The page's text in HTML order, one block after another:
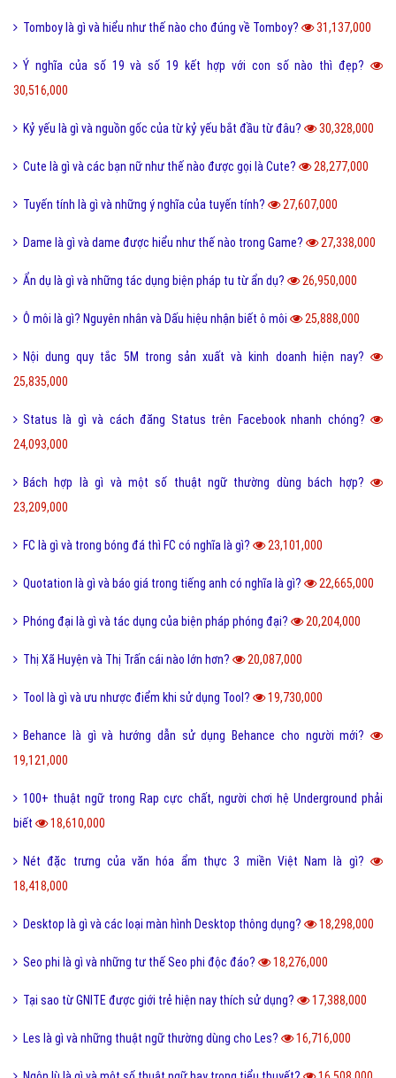
Tomboy là gì và hiểu như thế nào cho đúng về Tomboy? 31,137,000
Ý nghĩa của số 19 và số 19 kết hợp với con số nào thì đẹp?
30,516,000
Kỷ yếu là gì và nguồn gốc của từ kỷ yếu bắt đầu từ đâu? 30,328,000
Cute là gì và các bạn nữ như thế nào được gọi là Cute? 28,277,000
Tuyến tính là gì và những ý nghĩa của tuyến tính? 27,607,000
Dame là gì và dame được hiểu như thế nào trong Game? 27,338,000
Ẩn dụ là gì và những tác dụng biện pháp tu từ ẩn dụ? 26,950,000
Ô môi là gì? Nguyên nhân và Dấu hiệu nhận biết ô môi 25,888,000
Nội dung quy tắc 5M trong sản xuất và kinh doanh hiện nay?
25,835,000
Status là gì và cách đăng Status trên Facebook nhanh chóng?
24,093,000
Bách hợp là gì và một số thuật ngữ thường dùng bách hợp?
23,209,000
FC là gì và trong bóng đá thì FC có nghĩa là gì? 23,101,000
Quotation là gì và báo giá trong tiếng anh có nghĩa là gì? 22,665,000
Phóng đại là gì và tác dụng của biện pháp phóng đại? 20,204,000
Thị Xã Huyện và Thị Trấn cái nào lớn hơn? 20,087,000
Tool là gì và ưu nhược điểm khi sử dụng Tool? 19,730,000
Behance là gì và hướng dẫn sử dụng Behance cho người mới?
19,121,000
100+ thuật ngữ trong Rap cực chất, người chơi hệ Underground phải
biết
18,610,000
Nét đặc trưng của văn hóa ẩm thực 3 miền Việt Nam là gì?
18,418,000
Desktop là gì và các loại màn hình Desktop thông dụng? 18,298,000
Seo phi là gì và những tư thế Seo phi độc đáo? 18,276,000
Tại sao từ GNITE được giới trẻ hiện nay thích sử dụng? 17,388,000
Les là gì và những thuật ngữ thường dùng cho Les? 16,716,000